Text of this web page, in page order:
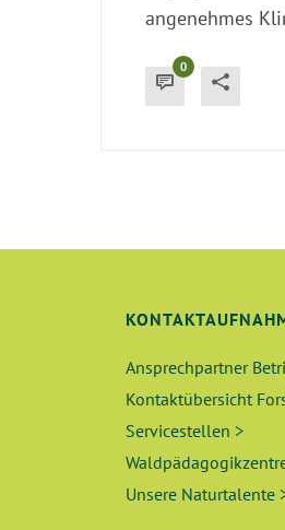
angenehmes
0
Ansprechpartner
Kontaktübersicht
Servicestellen >
Unsere Naturtalente